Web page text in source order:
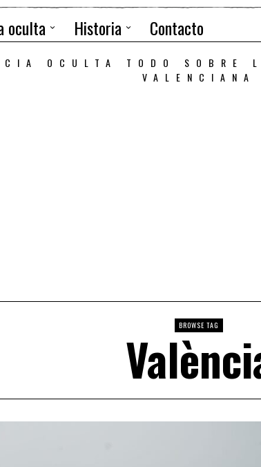
oculta Historia Contacto
OCULTA TODO SOBRE
VALENCIANA
BROWSE TAG